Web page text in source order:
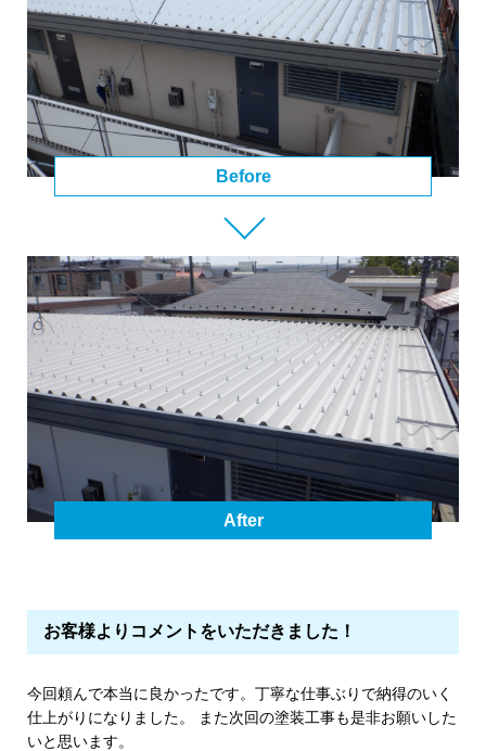
Before
After
お客様よりコメントをいただきました！
今回頼んで本当に良かったです。丁寧な仕事ぶりで納得のいく
仕上がりになりました。 また次回の塗装工事も是非お願いした
いと思います。